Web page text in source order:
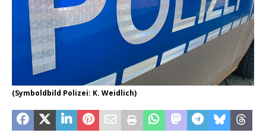
(Symboldbild Polizei: K. Weidlich)